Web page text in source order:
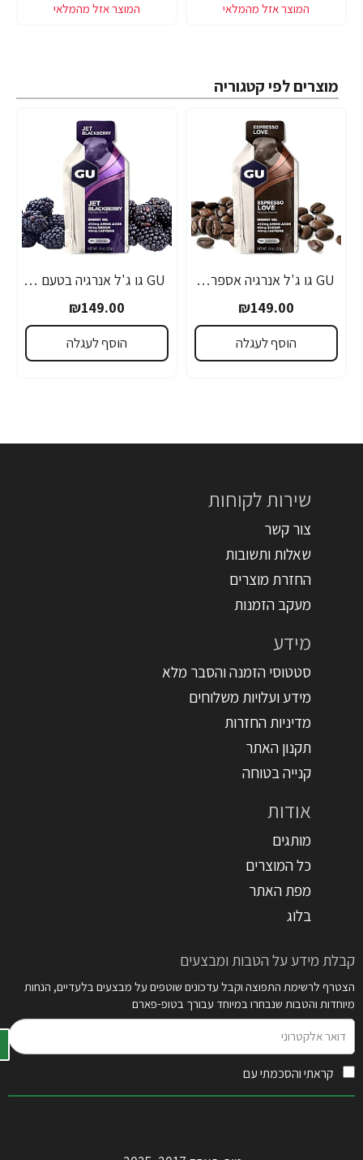
מוצרים לפי קטגוריה
GU גו ג'ל אנרגיה אספרסו 32 גרם - 24 יחידות
₪149.00
הוסף לעגלה
GU גו ג'ל אנרגיה בטעם פטל שחור 32 גרם - 24 יחידות
₪149.00
הוסף לעגלה
שירות לקוחות
צור קשר
שאלות ותשובות
החזרת מוצרים
מעקב הזמנות
מידע
סטטוסי הזמנה והסבר מלא
מידע ועלויות משלוחים
מדיניות החזרות
תקנון האתר
קנייה בטוחה
אודות
מותגים
כל המוצרים
מפת האתר
בלוג
קבלת מידע על הטבות ומבצעים
הצטרף לרשימת התפוצה וקבל עדכונים שוטפים על מבצעים בלעדיים, הנחות
מיוחדות והטבות שנבחרו במיוחד עבורך בטופ-פארם
אלקטרוני
קראתי והסכמתי עם